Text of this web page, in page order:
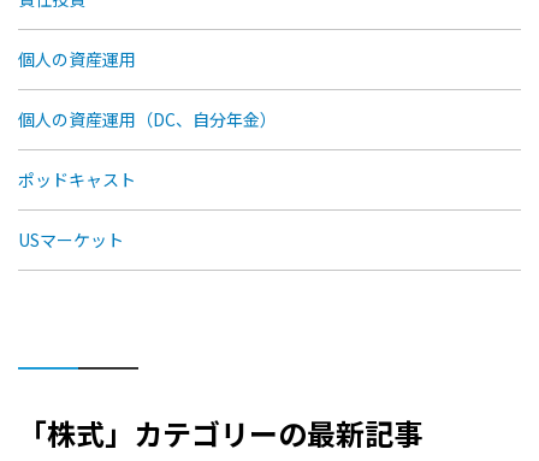
個人の資産運用
個人の資産運用（DC、自分年金）
ポッドキャスト
USマーケット
「株式」カテゴリーの最新記事